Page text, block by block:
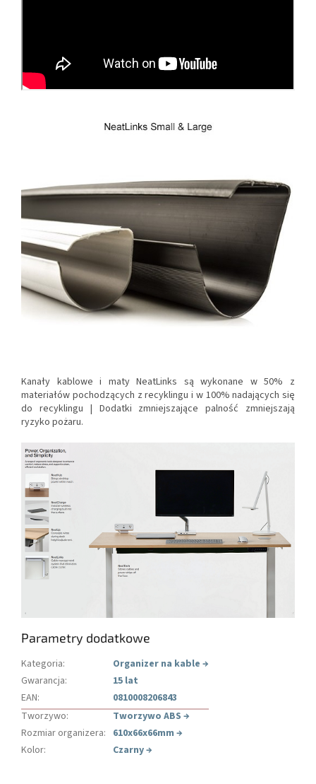
Kanały kablowe i maty NeatLinks są wykonane w 50% z
materiałów pochodzących z recyklingu i w 100% nadających się
do recyklingu | Dodatki zmniejszające palność zmniejszają
ryzyko pożaru.
Parametry dodatkowe
Kategoria: Organizer na kable →
Gwarancja:
15 lat
EAN:
0810008206843
Tworzywo: Tworzywo ABS →
Rozmiar organizera: 610x66x66mm →
Kolor: Czarny→